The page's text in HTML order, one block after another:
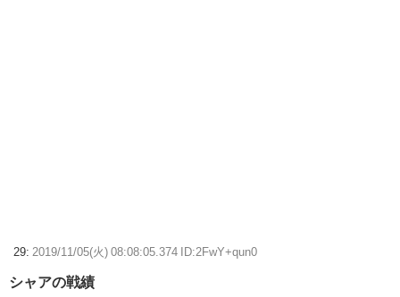
29: 2019/11/05(火) 08:08:05.374 ID:2FwY+qun0
シャアの戦績